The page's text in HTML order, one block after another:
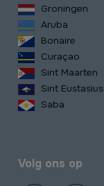
Groningen
Aruba
Bonaire
Curaçao
Sint Maarten
Sint Eustasius
Saba
Volg ons op